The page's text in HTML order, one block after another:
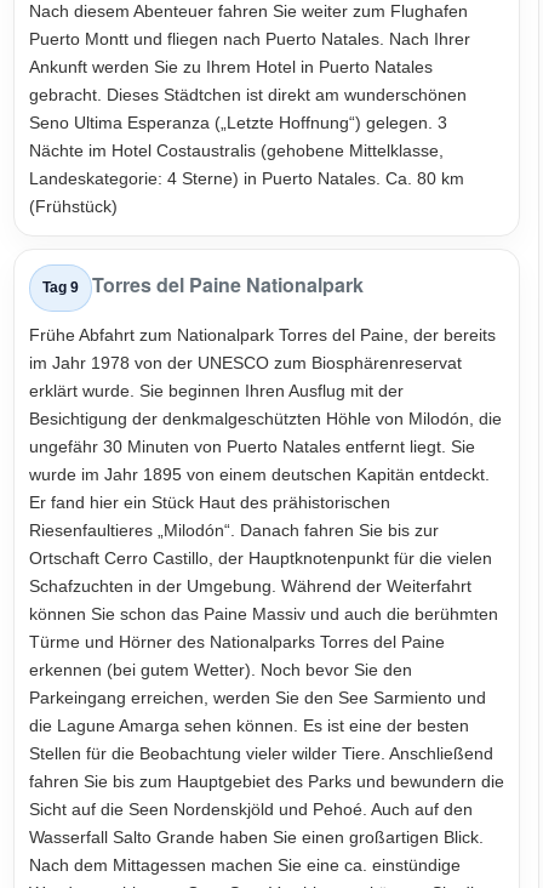
Nach diesem Abenteuer fahren Sie weiter zum Flughafen
Puerto Montt und fliegen nach Puerto Natales. Nach Ihrer
Ankunft werden Sie zu Ihrem Hotel in Puerto Natales
gebracht. Dieses Städtchen ist direkt am wunderschönen
Seno Ultima Esperanza („Letzte Hoffnung“) gelegen. 3
Nächte im Hotel Costaustralis (gehobene Mittelklasse,
Landeskategorie: 4 Sterne) in Puerto Natales. Ca. 80 km
(Frühstück)
Tag 9 Torres del Paine Nationalpark
Frühe Abfahrt zum Nationalpark Torres del Paine, der bereits
im Jahr 1978 von der UNESCO zum Biosphärenreservat
erklärt wurde. Sie beginnen Ihren Ausflug mit der
Besichtigung der denkmalgeschützten Höhle von Milodón, die
ungefähr 30 Minuten von Puerto Natales entfernt liegt. Sie
wurde im Jahr 1895 von einem deutschen Kapitän entdeckt.
Er fand hier ein Stück Haut des prähistorischen
Riesenfaultieres „Milodón“. Danach fahren Sie bis zur
Ortschaft Cerro Castillo, der Hauptknotenpunkt für die vielen
Schafzuchten in der Umgebung. Während der Weiterfahrt
können Sie schon das Paine Massiv und auch die berühmten
Türme und Hörner des Nationalparks Torres del Paine
erkennen (bei gutem Wetter). Noch bevor Sie den
Parkeingang erreichen, werden Sie den See Sarmiento und
die Lagune Amarga sehen können. Es ist eine der besten
Stellen für die Beobachtung vieler wilder Tiere. Anschließend
fahren Sie bis zum Hauptgebiet des Parks und bewundern die
Sicht auf die Seen Nordenskjöld und Pehoé. Auch auf den
Wasserfall Salto Grande haben Sie einen großartigen Blick.
Nach dem Mittagessen machen Sie eine ca. einstündige